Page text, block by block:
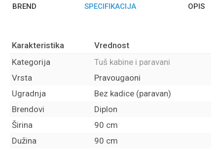
BREND SPECIFIKACIJA OPIS
Karakteristika
Vrednost
Kategorija
Tuš kabine i paravani
Vrsta
Pravougaoni
Ugradnja
Bez kadice (paravan)
Brendovi
Diplon
Širina
90 cm
Dužina
90 cm